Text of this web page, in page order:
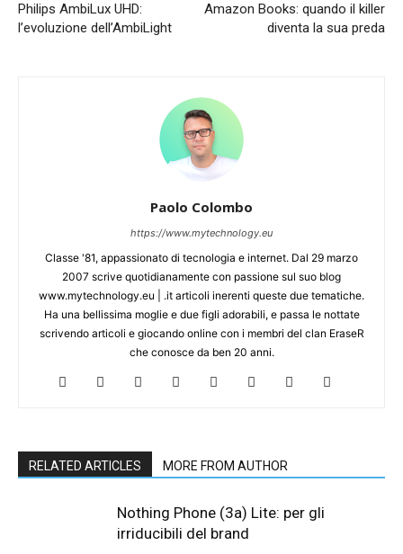
Philips AmbiLux UHD:
l’evoluzione dell’AmbiLight
Amazon Books: quando il killer
diventa la sua preda
Paolo Colombo
https://www.mytechnology.eu
Classe '81, appassionato di tecnologia e internet. Dal 29 marzo
2007 scrive quotidianamente con passione sul suo blog
www.mytechnology.eu | .it articoli inerenti queste due tematiche.
Ha una bellissima moglie e due figli adorabili, e passa le nottate
scrivendo articoli e giocando online con i membri del clan EraseR
che conosce da ben 20 anni.
RELATED ARTICLES MORE FROM AUTHOR
Nothing Phone (3a) Lite: per gli
irriducibili del brand